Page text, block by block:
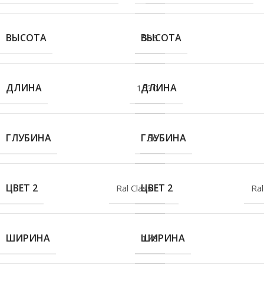
ВЫСОТА 536
ДЛИНА 1530
ГЛУБИНА 56
ЦВЕТ 2 Ral Classic
ШИРИНА 178
ВЫСОТА
ДЛИНА
ГЛУБИНА
ЦВЕТ 2
ШИРИНА